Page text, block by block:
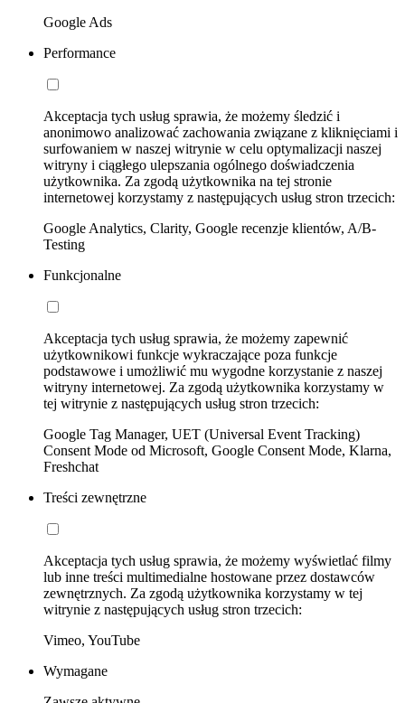
Google Ads
Performance
Akceptacja tych usług sprawia, że możemy śledzić i
anonimowo analizować zachowania związane z kliknięciami i
surfowaniem w naszej witrynie w celu optymalizacji naszej
witryny i ciągłego ulepszania ogólnego doświadczenia
użytkownika. Za zgodą użytkownika na tej stronie
internetowej korzystamy z następujących usług stron trzecich:
Google Analytics, Clarity, Google recenzje klientów, A/B-
Testing
Funkcjonalne
Akceptacja tych usług sprawia, że możemy zapewnić
użytkownikowi funkcje wykraczające poza funkcje
podstawowe i umożliwić mu wygodne korzystanie z naszej
witryny internetowej. Za zgodą użytkownika korzystamy w
tej witrynie z następujących usług stron trzecich:
Google Tag Manager, UET (Universal Event Tracking)
Consent Mode od Microsoft, Google Consent Mode, Klarna,
Freshchat
Treści zewnętrzne
Akceptacja tych usług sprawia, że możemy wyświetlać filmy
lub inne treści multimedialne hostowane przez dostawców
zewnętrznych. Za zgodą użytkownika korzystamy w tej
witrynie z następujących usług stron trzecich:
Vimeo, YouTube
Wymagane